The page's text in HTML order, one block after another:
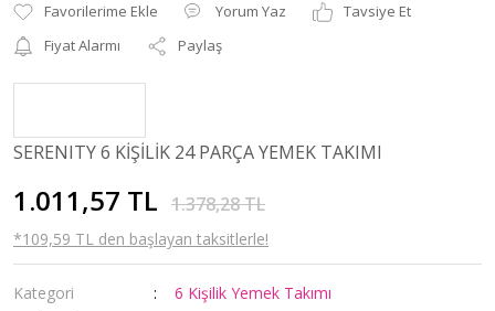
Yorum Yaz
Tavsiye Et
Fiyat Alarmı
Paylaş
SERENITY 6 KİŞİLİK 24 PARÇA YEMEK TAKIMI
1.011,57 TL 1.378,28 TL
*109,59 TL den başlayan taksitlerle!
Kategori
6 Kişilik Yemek Takımı